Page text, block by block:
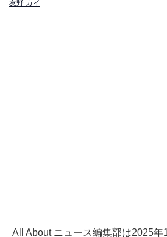
友野 カイ
All About ニュース編集部は2025